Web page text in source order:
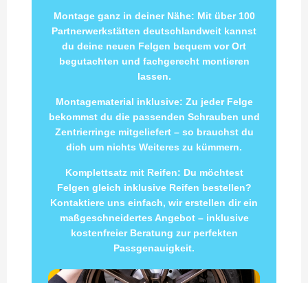
Montage ganz in deiner Nähe: Mit über 100
Partnerwerkstätten deutschlandweit kannst
du deine neuen Felgen bequem vor Ort
begutachten und fachgerecht montieren
lassen.
Montagematerial inklusive: Zu jeder Felge
bekommst du die passenden Schrauben und
Zentrierringe mitgeliefert – so brauchst du
dich um nichts Weiteres zu kümmern.
Komplettsatz mit Reifen: Du möchtest
Felgen gleich inklusive Reifen bestellen?
Kontaktiere uns einfach, wir erstellen dir ein
maßgeschneidertes Angebot – inklusive
kostenfreier Beratung zur perfekten
Passgenauigkeit.